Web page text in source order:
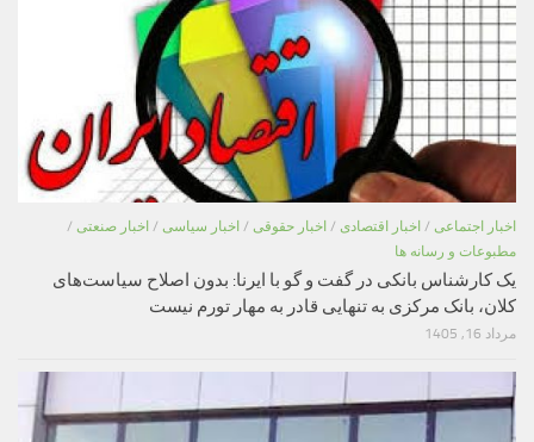
اخبار اجتماعی / اخبار اقتصادی / اخبار حقوقی / اخبار سیاسی / اخبار صنعتی /
مطبوعات و رسانه ها
یک کارشناس بانکی در گفت و گو با ایرنا: بدون اصلاح سیاست‌های
کلان، بانک مرکزی به تنهایی قادر به مهار تورم نیست
مرداد 16, 1405